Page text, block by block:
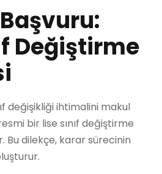
Başvuru:
Değiştirme
değişikliği ihtimalini makul
bir lise sınıf değiştirme
Bu dilekçe, karar sürecinin